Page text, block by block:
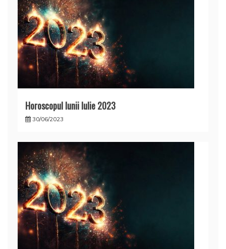
Horoscopul lunii Iulie 2023
30/06/2023